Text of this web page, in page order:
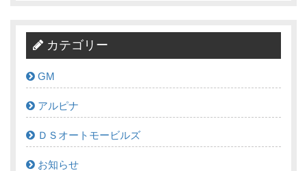
カテゴリー
GM
アルピナ
ＤＳオートモービルズ
お知らせ